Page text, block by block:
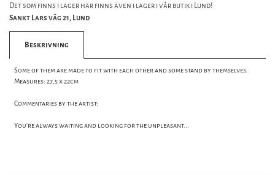
Det som finns i lager här finns även i lager i vår butik i Lund!
Sankt Lars väg 21, Lund
Beskrivning
Some of them are made to fit with each other and some stand by themselves.
Measures: 27,5 x 22cm
Commentaries by the artist:
You're always waiting and looking for the unpleasant...